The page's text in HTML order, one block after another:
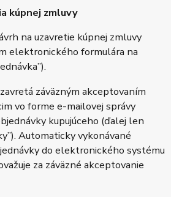
kúpnej zmluvy
na uzavretie kúpnej zmluvy
elektronického formulára na
záväzným akceptovaním
vo forme e-mailovej správy
kupujúceho (ďalej len
Automaticky vykonávané
do elektronického systému
za záväzné akceptovanie